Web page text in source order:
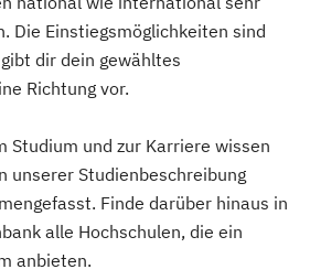
für Ingenieure
für
Informatik
Betriebswirt*in
Manager*in
Informatik kompakt
kompakt
Recht kompakt
Die Einstiegsmöglichkeiten sind
dir dein gewähltes
Richtung vor.
Studium und zur Karriere wissen
unserer Studienbeschreibung
Finde darüber hinaus in
alle Hochschulen, die ein
anbieten.